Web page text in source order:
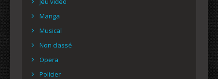
Manga
Musical
Non classé
Opera
Policier